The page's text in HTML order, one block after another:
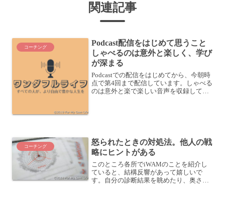
関連記事
コーチング
Podcast配信をはじめて思うこと
しゃべるのは意外と楽しく、学び
が深まる
Podcastでの配信をはじめてから、今朝時
点で第4回まで配信しています。しゃべる
のは意外と楽で楽しい音声を収録してみ
コーチング
怒られたときの対処法。他人の戦
略にヒントがある
このところ各所でiWAMのことを紹介し
ていると、結構反響があって嬉しいで
す。自分の診断結果を眺めたり、奥さん